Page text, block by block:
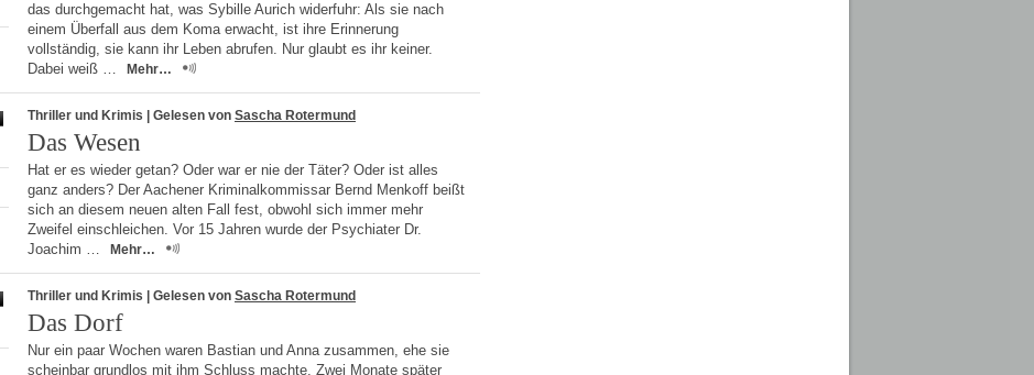
das durchgemacht hat, was Sybille Aurich widerfuhr: Als sie nach
einem Überfall aus dem Koma erwacht, ist ihre Erinnerung
vollständig, sie kann ihr Leben abrufen. Nur glaubt es ihr keiner.
Dabei weiß …
Mehr…
Thriller und Krimis | Gelesen von Sascha Rotermund
Das Wesen
Hat er es wieder getan? Oder war er nie der Täter? Oder ist alles
ganz anders? Der Aachener Kriminalkommissar Bernd Menkoff beißt
sich an diesem neuen alten Fall fest, obwohl sich immer mehr
Zweifel einschleichen. Vor 15 Jahren wurde der Psychiater Dr.
Joachim …
Mehr…
Thriller und Krimis | Gelesen von Sascha Rotermund
Das Dorf
Nur ein paar Wochen waren Bastian und Anna zusammen, ehe sie
scheinbar grundlos mit ihm Schluss machte. Zwei Monate später